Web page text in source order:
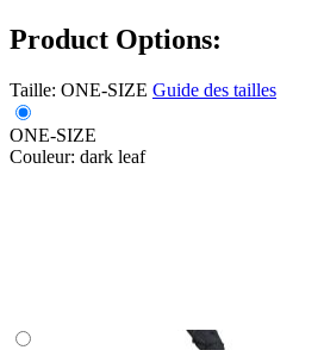
Product Options:
Taille: ONE-SIZE Guide des tailles
ONE-SIZE
Couleur: dark leaf